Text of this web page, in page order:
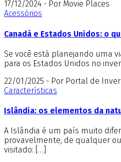
17/12/2024 - Por Movie Places
Acessórios
Canadá e Estados Unidos: o
Se você está planejando uma
para os Estados Unidos no
22/01/2025 - Por Portal de
Características
Islândia: os elementos da
A Islândia é um país muito
provavelmente, de qualquer
visitado: […]